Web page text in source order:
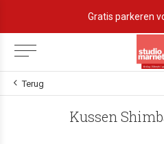
Gratis parkeren
Terug
Kussen